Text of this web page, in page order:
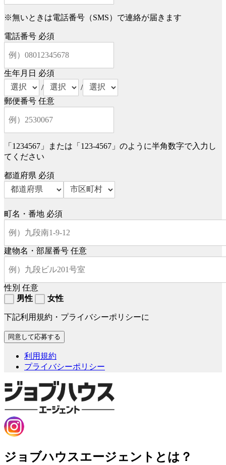
※無いときは電話番号（SMS）で連絡が届きます
電話番号 必須
生年月日 必須
/
/
郵便番号 任意
「1234567」または「123-4567」のように半角数字で入力し
てください
都道府県 必須
町名・番地 必須
建物名・部屋番号 任意
性別 任意
男性
女性
下記利用規約・プライバシーポリシーに
利用規約
プライバシーポリシー
ジョブハウスエージェントとは？